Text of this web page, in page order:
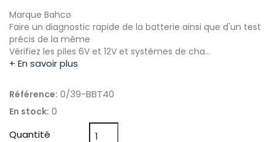
Marque Bahco
Faire un diagnostic rapide de la batterie ainsi que d'un test
précis de la même
Vérifiez les piles 6V et 12V et systèmes de cha…
+ En savoir plus
Référence: 0/39-BBT40
En stock: 0
Quantité